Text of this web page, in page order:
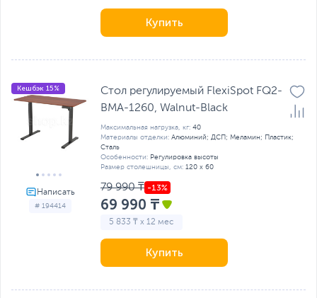
Купить
# 194414
Кешбэк 15%
Стол регулируемый FlexiSpot FQ2-
BMA-1260, Walnut-Black
Максимальная нагрузка, кг: 40
Материалы отделки: Алюминий; ДСП; Меламин; Пластик;
Сталь
Особенности: Регулировка высоты
Размер столешницы, см: 120 х 60
79 990 ₸
69 990 ₸
5 833 ₸ x 12 мес
Купить